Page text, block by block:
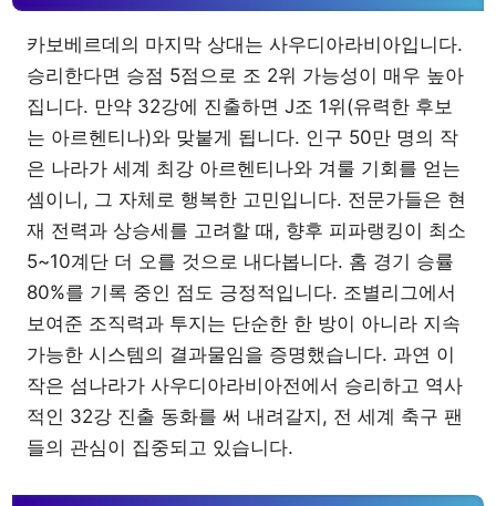
카보베르데의 마지막 상대는 사우디아라비아입니다.
승리한다면 승점 5점으로 조 2위 가능성이 매우 높아
집니다. 만약 32강에 진출하면 J조 1위(유력한 후보
는 아르헨티나)와 맞붙게 됩니다. 인구 50만 명의 작
은 나라가 세계 최강 아르헨티나와 겨룰 기회를 얻는
셈이니, 그 자체로 행복한 고민입니다. 전문가들은 현
재 전력과 상승세를 고려할 때, 향후 피파랭킹이 최소
5~10계단 더 오를 것으로 내다봅니다. 홈 경기 승률
80%를 기록 중인 점도 긍정적입니다. 조별리그에서
보여준 조직력과 투지는 단순한 한 방이 아니라 지속
가능한 시스템의 결과물임을 증명했습니다. 과연 이
작은 섬나라가 사우디아라비아전에서 승리하고 역사
적인 32강 진출 동화를 써 내려갈지, 전 세계 축구 팬
들의 관심이 집중되고 있습니다.